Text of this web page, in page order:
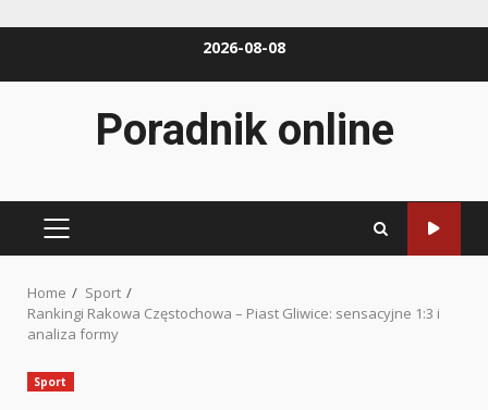
2026-08-08
Poradnik online
PRIMARY
Home
Sport
Rankingi Rakowa Częstochowa – Piast Gliwice: sensacyjne 1:3 i
analiza formy
Sport